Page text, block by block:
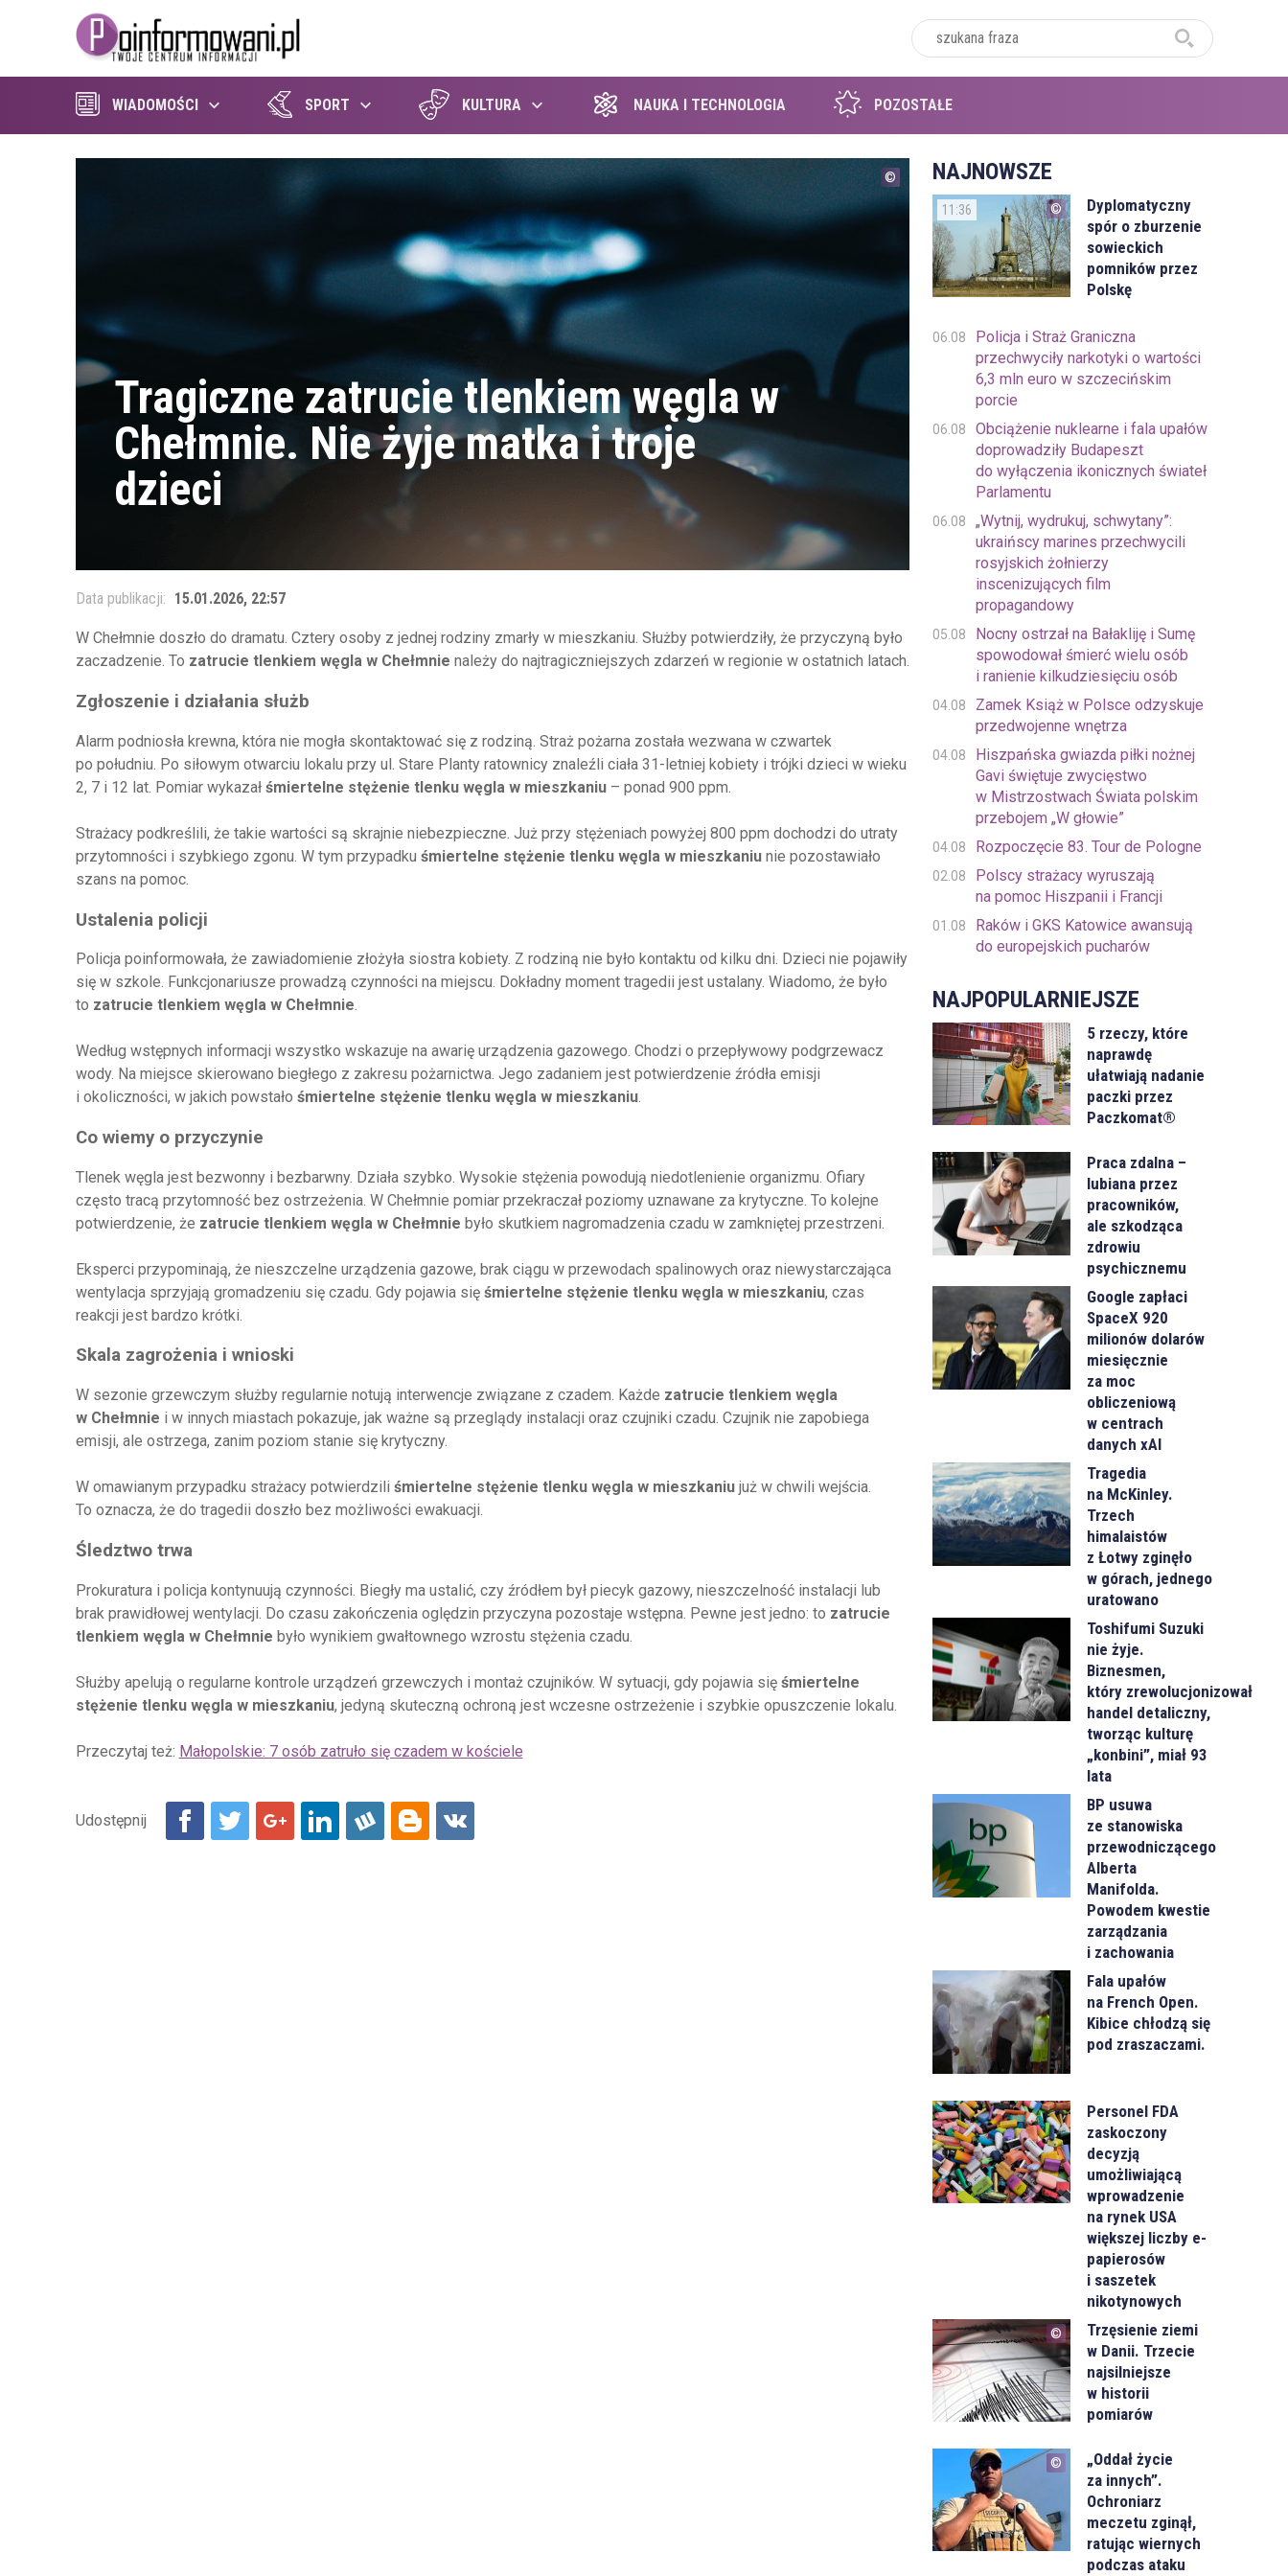
WIADOMOŚCI SPORT KULTURA NAUKA I TECHNOLOGIA POZOSTAŁE
Tragiczne zatrucie tlenkiem węgla w
Chełmnie. Nie żyje matka i troje
dzieci
Data publikacji: 15.01.2026, 22:57
W Chełmnie doszło do dramatu. Cztery osoby z jednej rodziny zmarły w mieszkaniu. Służby potwierdziły, że przyczyną było
zaczadzenie. To zatrucie tlenkiem węgla w Chełmnie należy do najtragiczniejszych zdarzeń w regionie w ostatnich latach.
Zgłoszenie i działania służb
Alarm podniosła krewna, która nie mogła skontaktować się z rodziną. Straż pożarna została wezwana w czwartek
po południu. Po siłowym otwarciu lokalu przy ul. Stare Planty ratownicy znaleźli ciała 31-letniej kobiety i trójki dzieci w wieku
2, 7 i 12 lat. Pomiar wykazał śmiertelne stężenie tlenku węgla w mieszkaniu– ponad 900 ppm.
Strażacy podkreślili, że takie wartości są skrajnie niebezpieczne. Już przy stężeniach powyżej 800 ppm dochodzi do utraty
przytomności i szybkiego zgonu. W tym przypadku śmiertelne stężenie tlenku węgla w mieszkaniunie pozostawiało
szans na pomoc.
Ustalenia policji
Policja poinformowała, że zawiadomienie złożyła siostra kobiety. Z rodziną nie było kontaktu od kilku dni. Dzieci nie pojawiły
się w szkole. Funkcjonariusze prowadzą czynności na miejscu. Dokładny moment tragedii jest ustalany. Wiadomo, że było
to zatrucie tlenkiem węgla w Chełmnie.
Według wstępnych informacji wszystko wskazuje na awarię urządzenia gazowego. Chodzi o przepływowy podgrzewacz
wody. Na miejsce skierowano biegłego z zakresu pożarnictwa. Jego zadaniem jest potwierdzenie źródła emisji
i okoliczności, w jakich powstało śmiertelne stężenie tlenku węgla w mieszkaniu.
Co wiemy o przyczynie
Tlenek węgla jest bezwonny i bezbarwny. Działa szybko. Wysokie stężenia powodują niedotlenienie organizmu. Ofiary
często tracą przytomność bez ostrzeżenia. W Chełmnie pomiar przekraczał poziomy uznawane za krytyczne. To kolejne
potwierdzenie, że zatrucie tlenkiem węgla w Chełmnie było skutkiem nagromadzenia czadu w zamkniętej przestrzeni.
Eksperci przypominają, że nieszczelne urządzenia gazowe, brak ciągu w przewodach spalinowych oraz niewystarczająca
wentylacja sprzyjają gromadzeniu się czadu. Gdy pojawia się śmiertelne stężenie tlenku węgla w mieszkaniu, czas
reakcji jest bardzo krótki.
Skala zagrożenia i wnioski
W sezonie grzewczym służby regularnie notują interwencje związane z czadem. Każde zatrucie tlenkiem węgla
w Chełmnie i w innych miastach pokazuje, jak ważne są przeglądy instalacji oraz czujniki czadu. Czujnik nie zapobiega
emisji, ale ostrzega, zanim poziom stanie się krytyczny.
W omawianym przypadku strażacy potwierdzili śmiertelne stężenie tlenku węgla w mieszkaniujuż w chwili wejścia.
To oznacza, że do tragedii doszło bez możliwości ewakuacji.
Śledztwo trwa
Prokuratura i policja kontynuują czynności. Biegły ma ustalić, czy źródłem był piecyk gazowy, nieszczelność instalacji lub
brak prawidłowej wentylacji. Do czasu zakończenia oględzin przyczyna pozostaje wstępna. Pewne jest jedno: to zatrucie
tlenkiem węgla w Chełmnie było wynikiem gwałtownego wzrostu stężenia czadu.
Służby apelują o regularne kontrole urządzeń grzewczych i montaż czujników. W sytuacji, gdy pojawia się śmiertelne
stężenie tlenku węgla w mieszkaniu, jedyną skuteczną ochroną jest wczesne ostrzeżenie i szybkie opuszczenie lokalu.
Przeczytaj też: Małopolskie: 7 osób zatruło się czadem w kościele
NAJNOWSZE
11:36
Dyplomatyczny
spór o zburzenie
sowieckich
pomników przez
Polskę
06.08
Policja i Straż Graniczna
przechwyciły narkotyki o wartości
6,3 mln euro w szczecińskim
porcie
06.08
Obciążenie nuklearne i fala upałów
doprowadziły Budapeszt
do wyłączenia ikonicznych świateł
Parlamentu
06.08
„Wytnij, wydrukuj, schwytany”:
ukraińscy marines przechwycili
rosyjskich żołnierzy
inscenizujących film
propagandowy
05.08
Nocny ostrzał na Bałakliję i Sumę
spowodował śmierć wielu osób
i ranienie kilkudziesięciu osób
04.08
Zamek Książ w Polsce odzyskuje
przedwojenne wnętrza
04.08
Hiszpańska gwiazda piłki nożnej
Gavi świętuje zwycięstwo
w Mistrzostwach Świata polskim
przebojem „W głowie”
04.08 Rozpoczęcie 83. Tour de Pologne
02.08
Polscy strażacy wyruszają
na pomoc Hiszpanii i Francji
01.08
Raków i GKS Katowice awansują
do europejskich pucharów
NAJPOPULARNIEJSZE
5 rzeczy, które
naprawdę
ułatwiają nadanie
paczki przez
Paczkomat®
Praca zdalna –
lubiana przez
pracowników,
ale szkodząca
zdrowiu
psychicznemu
Google zapłaci
SpaceX 920
milionów dolarów
miesięcznie
za moc
obliczeniową
w centrach
danych xAI
Tragedia
na McKinley.
Trzech
himalaistów
z Łotwy zginęło
w górach, jednego
uratowano
Toshifumi Suzuki
nie żyje.
Biznesmen,
który zrewolucjonizował
handel detaliczny,
tworząc kulturę
„konbini”, miał 93
lata
BP usuwa
ze stanowiska
przewodniczącego
Alberta
Manifolda.
Powodem kwestie
zarządzania
i zachowania
Fala upałów
na French Open.
Kibice chłodzą się
pod zraszaczami.
Personel FDA
zaskoczony
decyzją
umożliwiającą
wprowadzenie
na rynek USA
większej liczby e-
papierosów
i saszetek
nikotynowych
Trzęsienie ziemi
w Danii. Trzecie
najsilniejsze
w historii
pomiarów
„Oddał życie
za innych”.
Ochroniarz
meczetu zginął,
ratując wiernych
podczas ataku